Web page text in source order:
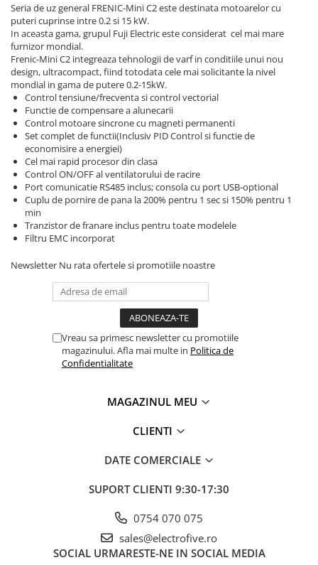
Seria DT3
Accesorii
Controler PID avansat - Blue Line
Counter Timer Tahometru
Dispozitive comunicatie
Senzori industriali
Senzori capacitivi
Senzori de presiune
Senzori distanta
Senzori fotoelectrici
Senzori inductivi
Senzori magnetici-rezistivi
Senzori ultrasonici
ATEX
Butoane Ex
Lampi EXIT Ex
Bariere optice de protectie
Control si comutatie
Surse de alimentare
Seria Force-GT
Seria de uz general FRENIC-Mini C2 este destinata motoarelor cu
puteri cuprinse intre 0.2 si 15 kW.
In aceasta gama, grupul Fuji Electric este considerat cel mai mare
furnizor mondial.
Frenic-Mini C2 integreaza tehnologii de varf in conditiile unui nou
design, ultracompact, fiind totodata cele mai solicitante la nivel
mondial in gama de putere 0.2-15kW.
Control tensiune/frecventa si control vectorial
Functie de compensare a alunecarii
Control motoare sincrone cu magneti permanenti
Set complet de functii(Inclusiv PID Control si functie de
economisire a energiei)
Cel mai rapid procesor din clasa
Control ON/OFF al ventilatorului de racire
Port comunicatie RS485 inclus; consola cu port USB-optional
Cuplu de pornire de pana la 200% pentru 1 sec si 150% pentru 1
min
Tranzistor de franare inclus pentru toate modelele
Filtru EMC incorporat
Newsletter Nu rata ofertele si promotiile noastre
Vreau sa primesc newsletter cu promotiile
magazinului. Afla mai multe in Politica de
Confidentialitate
MAGAZINUL MEU
CLIENTI
DATE COMERCIALE
SUPORT CLIENTI 9:30-17:30
0754 070 075
sales@electrofive.ro
SOCIAL URMARESTE-NE IN SOCIAL MEDIA